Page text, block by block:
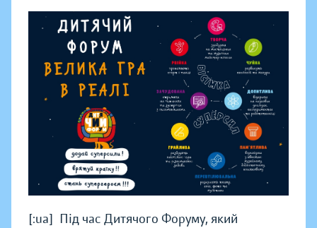
[:ua]Під час Дитячого Форуму, який